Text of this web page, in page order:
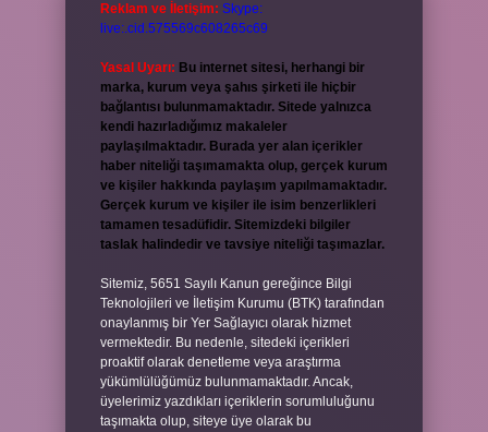
Reklam ve İletişim: Skype:
live:.cid.575569c608265c69
Yasal Uyarı: Bu internet sitesi, herhangi bir
marka, kurum veya şahıs şirketi ile hiçbir
bağlantısı bulunmamaktadır. Sitede yalnızca
kendi hazırladığımız makaleler
paylaşılmaktadır. Burada yer alan içerikler
haber niteliği taşımamakta olup, gerçek kurum
ve kişiler hakkında paylaşım yapılmamaktadır.
Gerçek kurum ve kişiler ile isim benzerlikleri
tamamen tesadüfidir. Sitemizdeki bilgiler
taslak halindedir ve tavsiye niteliği taşımazlar.
Sitemiz, 5651 Sayılı Kanun gereğince Bilgi
Teknolojileri ve İletişim Kurumu (BTK) tarafından
onaylanmış bir Yer Sağlayıcı olarak hizmet
vermektedir. Bu nedenle, sitedeki içerikleri
proaktif olarak denetleme veya araştırma
yükümlülüğümüz bulunmamaktadır. Ancak,
üyelerimiz yazdıkları içeriklerin sorumluluğunu
taşımakta olup, siteye üye olarak bu